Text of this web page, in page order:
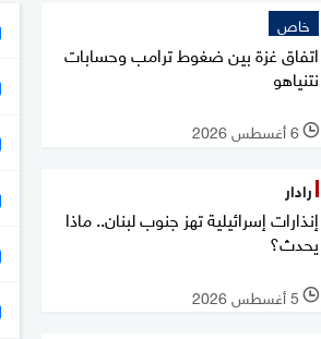
خاص
اتفاق غزة بين ضغوط ترامب وحسابات
نتنياهو
l 6 أغسطس 2026
رادار
إنذارات إسرائيلية تهز جنوب لبنان.. ماذا
يحدث؟
l 5 أغسطس 2026